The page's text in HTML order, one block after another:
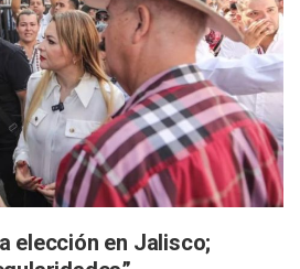
Exige Aclarar Sustento Legal De Las
Enfrenta Una Emergencia Ambiental Por
Para Construir Estadio De Tritones Vallarta;
De Taxis En Puerto Vallarta, ¿para
Cuatro Personas Tras Explosión De Una Pipa En
Lleva El Mensaje De La Cuarta
Crías De Iguana Verde En El Estero El Salado
Participa En Los PriceAgencies Awards
Asesoría Jurídica Gratuita En Puerto Vallarta
Operativo Preventivo En Seis Colonias Del
elección en Jalisco;